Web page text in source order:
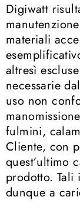
Digiwatt
materiali
altresì
necessarie
uso non
fulmini,
Cliente, con
quest’ultimo
prodotto. Tali
dunque a